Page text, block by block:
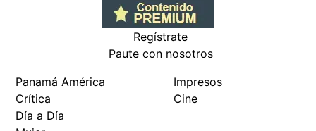
Regístrate
Paute con nosotros
Panamá América
Crítica
Día a Día
Impresos
Cine